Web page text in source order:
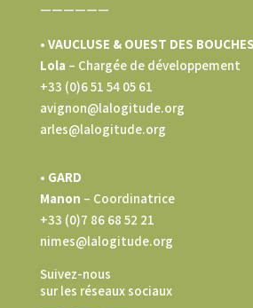
——————
• VAUCLUSE & OUEST DES
Lola – Chargée de développement
+33 (0)6 51 54 05 61
avignon@lalogitude.org
arles@lalogitude.org
• GARD
Manon – Coordinatrice
+33 (0)7 86 68 52 21
nimes@lalogitude.org
Suivez-nous
sur les réseaux sociaux